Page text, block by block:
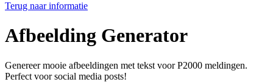
Terug naar informatie
Afbeelding Generator
Genereer mooie afbeeldingen met tekst voor P2000 meldingen.
Perfect voor social media posts!